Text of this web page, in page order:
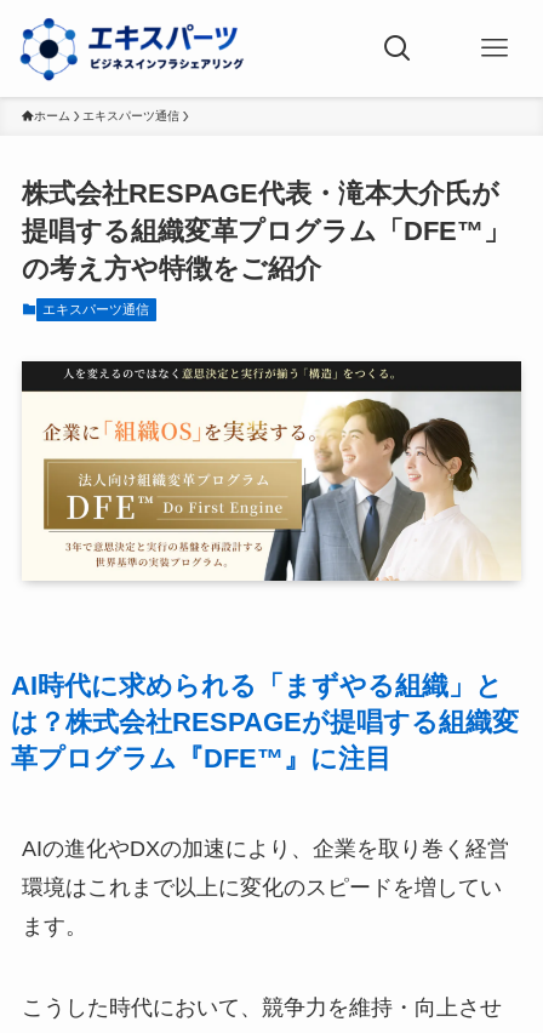
ホーム エキスパーツ通信
株式会社RESPAGE代表・滝本大介氏が
提唱する組織変革プログラム「DFE™」
の考え方や特徴をご紹介
エキスパーツ通信
AI時代に求められる「まずやる組織」と
は？株式会社RESPAGEが提唱する組織変
革プログラム『DFE™』に注目
AIの進化やDXの加速により、企業を取り巻く経営
環境はこれまで以上に変化のスピードを増してい
ます。
こうした時代において、競争力を維持・向上させ